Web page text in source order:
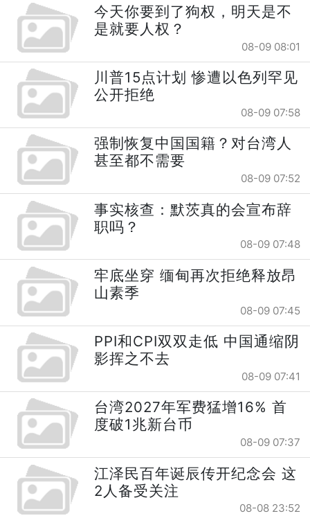
今天你要到了狗权，明天是不
是就要人权？
08-09 08:01
川普15点计划 惨遭以色列罕见
公开拒绝
08-09 07:58
强制恢复中国国籍？对台湾人
甚至都不需要
08-09 07:52
事实核查：默茨真的会宣布辞
职吗？
08-09 07:48
牢底坐穿 缅甸再次拒绝释放昂
山素季
08-09 07:45
PPI和CPI双双走低 中国通缩阴
影挥之不去
08-09 07:41
台湾2027年军费猛增16% 首
度破1兆新台币
08-09 07:37
江泽民百年诞辰传开纪念会 这
2人备受关注
08-08 23:52